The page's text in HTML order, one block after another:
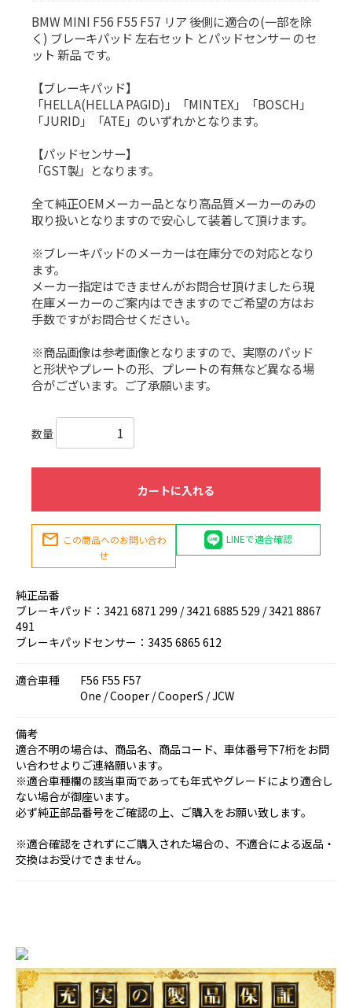
BMW MINI F56 F55 F57 リア 後側に適合の(一部を除
く) ブレーキパッド 左右セット とパッドセンサー のセ
ット 新品 です。
【ブレーキパッド】
「HELLA(HELLA PAGID)」「MINTEX」「BOSCH」
「JURID」「ATE」のいずれかとなります。
【パッドセンサー】
「GST製」となります。
全て純正OEMメーカー品となり高品質メーカーのみの
取り扱いとなりますので安心して装着して頂けます。
※ブレーキパッドのメーカーは在庫分での対応となり
ます。
メーカー指定はできませんがお問合せ頂けましたら現
在庫メーカーのご案内はできますのでご希望の方はお
手数ですがお問合せください。
※商品画像は参考画像となりますので、実際のパッド
と形状やプレートの形、プレートの有無など異なる場
合がございます。ご了承願います。
数量
カートに入れる
mail この商品へのお問い合わ
せ
LINEで適合確認
純正品番
ブレーキパッド：3421 6871 299 / 3421 6885 529 / 3421 8867
491
ブレーキパッドセンサー：3435 6865 612
適合車種
F56 F55 F57
One / Cooper / CooperS / JCW
備考
適合不明の場合は、商品名、商品コード、車体番号下7桁をお問
い合わせよりご連絡願います。
※適合車種欄の該当車両であっても年式やグレードにより適合し
ない場合が御座います。
必ず純正部品番号をご確認の上、ご購入をお願い致します。
※適合確認をされずにご購入された場合の、不適合による返品・
交換はお受けできません。